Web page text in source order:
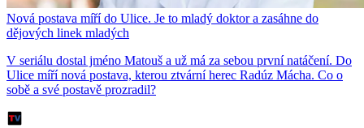
Nová postava míří do Ulice. Je to mladý doktor a zasáhne do
dějových linek mladých
V seriálu dostal jméno Matouš a už má za sebou první natáčení. Do
Ulice míří nová postava, kterou ztvární herec Radúz Mácha. Co o
sobě a své postavě prozradil?